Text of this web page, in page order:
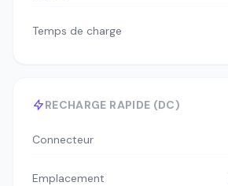
Temps de charge
RECHARGE RAPIDE (DC)
Connecteur
Emplacement